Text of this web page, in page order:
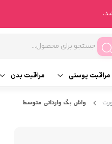
مراقبت پوستی
تونر
مراقبت بدن
ناخن
واش بگ وارداتی متوسط